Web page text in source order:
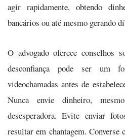
agir rapidamente, obtendo
bancários ou até mesmo gerando
O advogado oferece conselhos
desconfiança pode ser um
videochamadas antes de
Nunca envie dinheiro,
desesperadora. Evite enviar
resultar em chantagem. Converse